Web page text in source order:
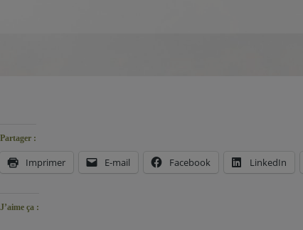
Partager :
Imprimer E-mail Facebook LinkedIn
J’aime ça :